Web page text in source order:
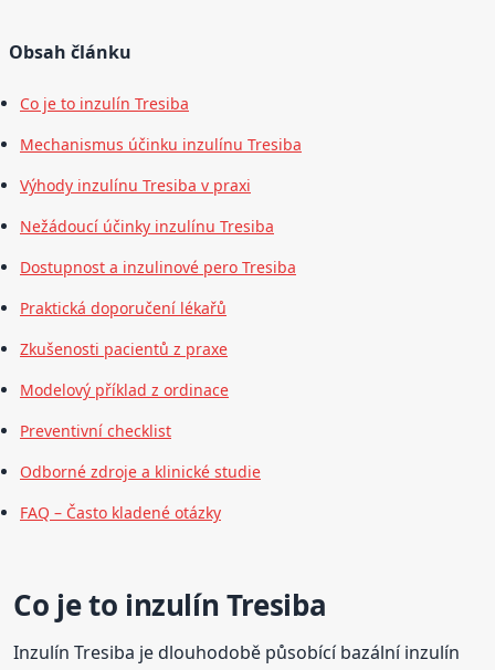
Obsah článku
Co je to inzulín Tresiba
Mechanismus účinku inzulínu Tresiba
Výhody inzulínu Tresiba v praxi
Nežádoucí účinky inzulínu Tresiba
Dostupnost a inzulinové pero Tresiba
Praktická doporučení lékařů
Zkušenosti pacientů z praxe
Modelový příklad z ordinace
Preventivní checklist
Odborné zdroje a klinické studie
FAQ – Často kladené otázky
Co je to inzulín Tresiba
Inzulín Tresiba je dlouhodobě působící bazální inzulín